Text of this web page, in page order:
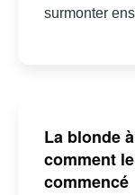
surmonter
La blonde
comment
commencé